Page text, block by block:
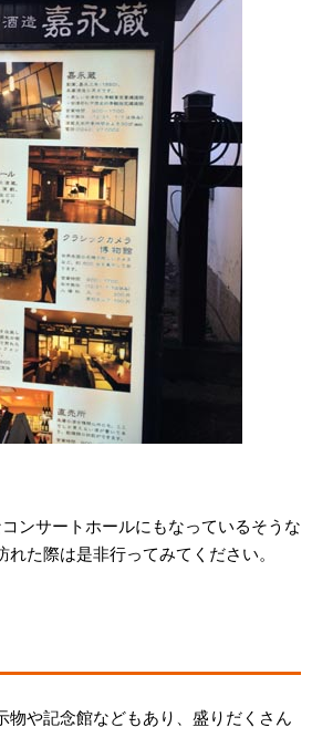
ンサートホールにもなっているそうな
た際は是非行ってみてください。
物や記念館などもあり、盛りだくさん